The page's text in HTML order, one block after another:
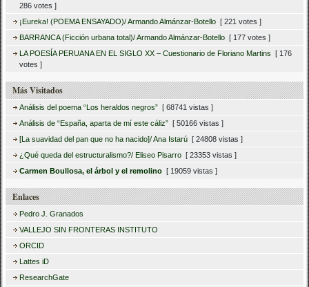
286 votes ]
¡Eureka! (POEMA ENSAYADO)/ Armando Almánzar-Botello [ 221 votes ]
BARRANCA (Ficción urbana total)/ Armando Almánzar-Botello [ 177 votes ]
LA POESÍA PERUANA EN EL SIGLO XX – Cuestionario de Floriano Martins
[ 176
votes ]
Más Visitados
Análisis del poema “Los heraldos negros” [ 68741 vistas ]
Análisis de “España, aparta de mí este cáliz” [ 50166 vistas ]
[La suavidad del pan que no ha nacido]/ Ana Istarú [ 24808 vistas ]
¿Qué queda del estructuralismo?/ Eliseo Pisarro [ 23353 vistas ]
Carmen Boullosa, el árbol y el remolino [ 19059 vistas ]
Enlaces
Pedro J. Granados
VALLEJO SIN FRONTERAS INSTITUTO
ORCID
Lattes iD
ResearchGate